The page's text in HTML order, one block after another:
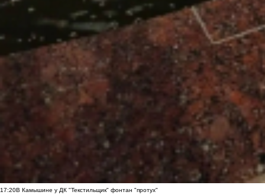
17:20В Камышине у ДК "Текстильщик" фонтан "протух"